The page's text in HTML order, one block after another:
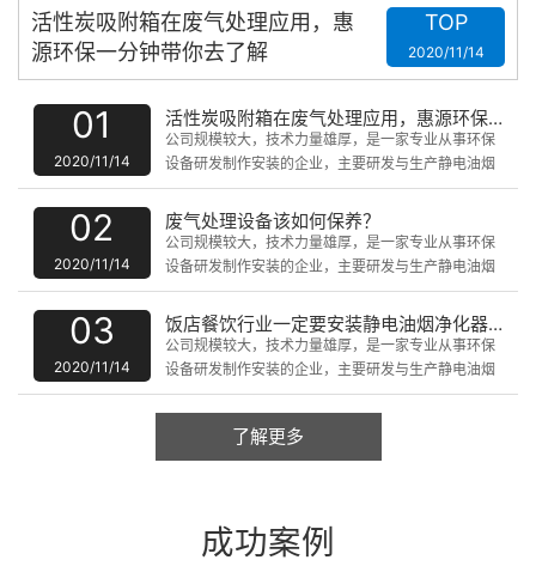
活性炭吸附箱在废气处理应用，惠
源环保一分钟带你去了解
TOP
2020/11/14
01
2020/11/14
活性炭吸附箱在废气处理应用，惠源环保一分钟带你去了解
公司规模较大，技术力量雄厚，是一家专业从事环保
设备研发制作安装的企业，主要研发与生产静电油烟
净化设备、uv光解静化设备、脉冲式除尘器、废气催
化燃烧处理设备、水洗噴淋塔、微波无级催化器、PP
板防腐设备、喷油房、无尘净化设备等产品。
02
2020/11/14
废气处理设备该如何保养？
公司规模较大，技术力量雄厚，是一家专业从事环保
设备研发制作安装的企业，主要研发与生产静电油烟
净化设备、uv光解静化设备、脉冲式除尘器、废气催
化燃烧处理设备、水洗噴淋塔、微波无级催化器、PP
板防腐设备、喷油房、无尘净化设备等产品。
03
2020/11/14
饭店餐饮行业一定要安装静电油烟净化器吗?
公司规模较大，技术力量雄厚，是一家专业从事环保
设备研发制作安装的企业，主要研发与生产静电油烟
净化设备、uv光解静化设备、脉冲式除尘器、废气催
化燃烧处理设备、水洗噴淋塔、微波无级催化器、PP
板防腐设备、喷油房、无尘净化设备等产品。
了解更多
成功案例